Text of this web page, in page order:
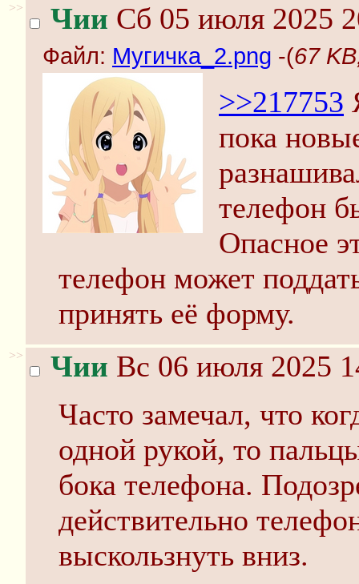
>> Чии Сб 05 июля 2025
Файл: Мугичка_2.png -(67
>>217753
пока
телефон
Опасное
телефон может
принять её форму.
>> Чии Вс 06 июля 2025
Часто замечал, что
одной рукой, то
бока телефона.
действительно
выскользнуть вниз.